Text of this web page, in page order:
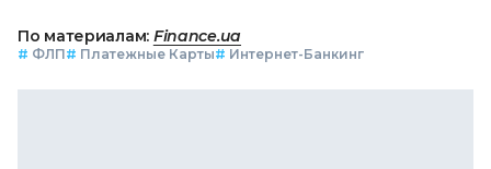
По материалам: Finance.ua
# ФЛП# Платежные Карты# Интернет-Банкинг